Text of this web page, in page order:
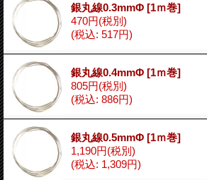
銀丸線0.3mmΦ [1ｍ巻]
470円(税別)
(税込: 517円)
銀丸線0.4mmΦ [1ｍ巻]
805円(税別)
(税込: 886円)
銀丸線0.5mmΦ [1ｍ巻]
1,190円(税別)
(税込: 1,309円)